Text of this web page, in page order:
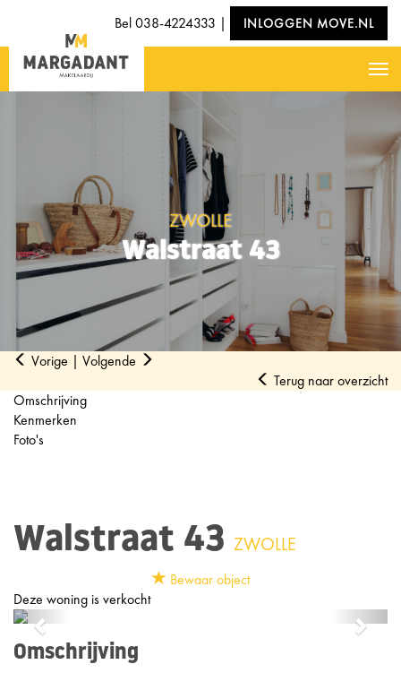
Bel038-4224333 | INLOGGEN MOVE.NL
Walstraat 43
ZWOLLE
Vorige | Volgende
Terug naar overzicht
Omschrijving
Kenmerken
Foto's
Walstraat 43 ZWOLLE
Bewaar object
Deze woning is verkocht
Previous Next
Omschrijving